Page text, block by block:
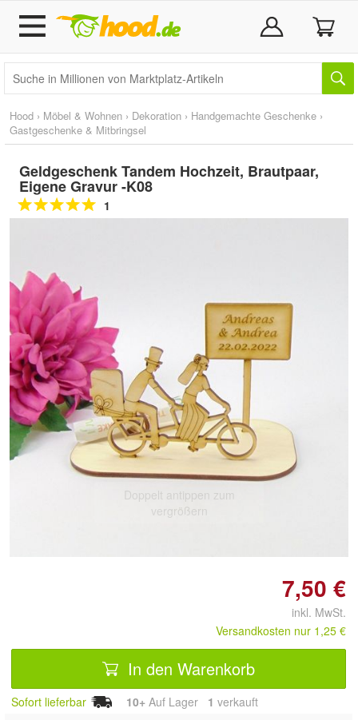
Hood › Möbel & Wohnen › Dekoration › Handgemachte Geschenke ›
Gastgeschenke & Mitbringsel
Geldgeschenk Tandem Hochzeit, Brautpaar,
Eigene Gravur -K08
1
Doppelt antippen zum
vergrößern
7,50 €
inkl. MwSt.
Versandkosten nur 1,25 €
In den Warenkorb
Sofort lieferbar 10+ Auf Lager 1 verkauft